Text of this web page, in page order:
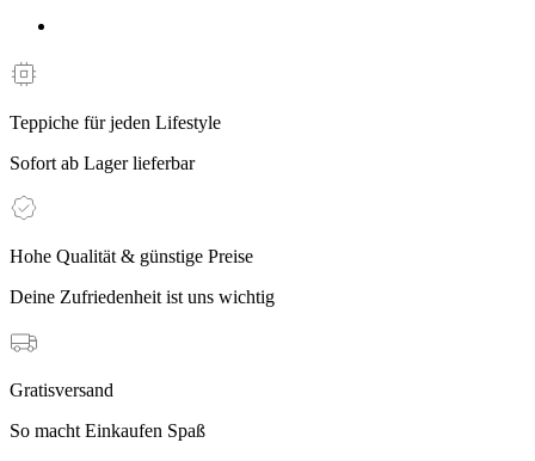
Teppiche für jeden Lifestyle
Sofort ab Lager lieferbar
Hohe Qualität & günstige Preise
Deine Zufriedenheit ist uns wichtig
Gratisversand
So macht Einkaufen Spaß